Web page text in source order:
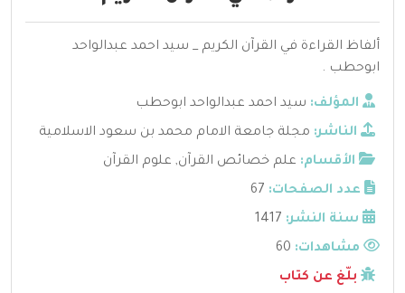
ألفاظ القراءة في القرآن الكريم _ سيد احمد عبدالواحد
ابوحطب .
المؤلف: سيد احمد عبدالواحد ابوحطب
الناشر: مجلة جامعة الامام محمد بن سعود الاسلامية
الأقسام: علم خصائص القرآن, علوم القرآن
عدد الصفحات: 67
سنة النشر: 1417
مشاهدات:
بلّغ عن كتاب